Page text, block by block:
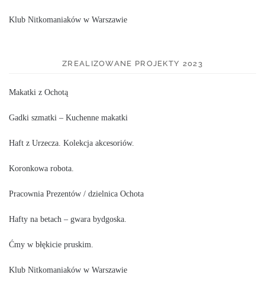
Klub Nitkomaniaków w Warszawie
ZREALIZOWANE PROJEKTY 2023
Makatki z Ochotą
Gadki szmatki – Kuchenne makatki
Haft z Urzecza. Kolekcja akcesoriów.
Koronkowa robota.
Pracownia Prezentów / dzielnica Ochota
Hafty na betach – gwara bydgoska.
Ćmy w błękicie pruskim.
Klub Nitkomaniaków w Warszawie